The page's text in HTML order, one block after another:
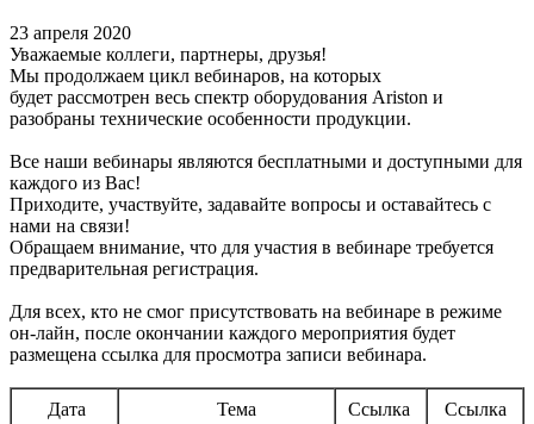
23 апреля 2020
Уважаемые коллеги, партнеры, друзья!
Мы продолжаем цикл вебинаров, на которых
будет рассмотрен весь спектр оборудования Ariston и
разобраны технические особенности продукции.
Все наши вебинары являются бесплатными и доступными для
каждого из Вас!
Приходите, участвуйте, задавайте вопросы и оставайтесь с
нами на связи!
Обращаем внимание, что для участия в вебинаре требуется
предварительная регистрация.
Для всех, кто не смог присутствовать на вебинаре в режиме
он-лайн, после окончании каждого мероприятия будет
размещена ссылка для просмотра записи вебинара.
Дата Тема Ссылка Ссылка